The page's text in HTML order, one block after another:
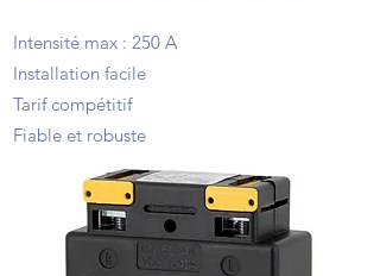
Intensité max : 250 A
Installation facile
Tarif compétitif
Fiable et robuste